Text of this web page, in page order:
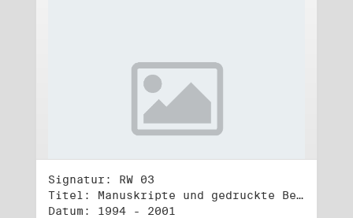
Signatur: RW 03
Titel: Manuskripte und gedruckte Belege (3)
Datum: 1994 - 2001